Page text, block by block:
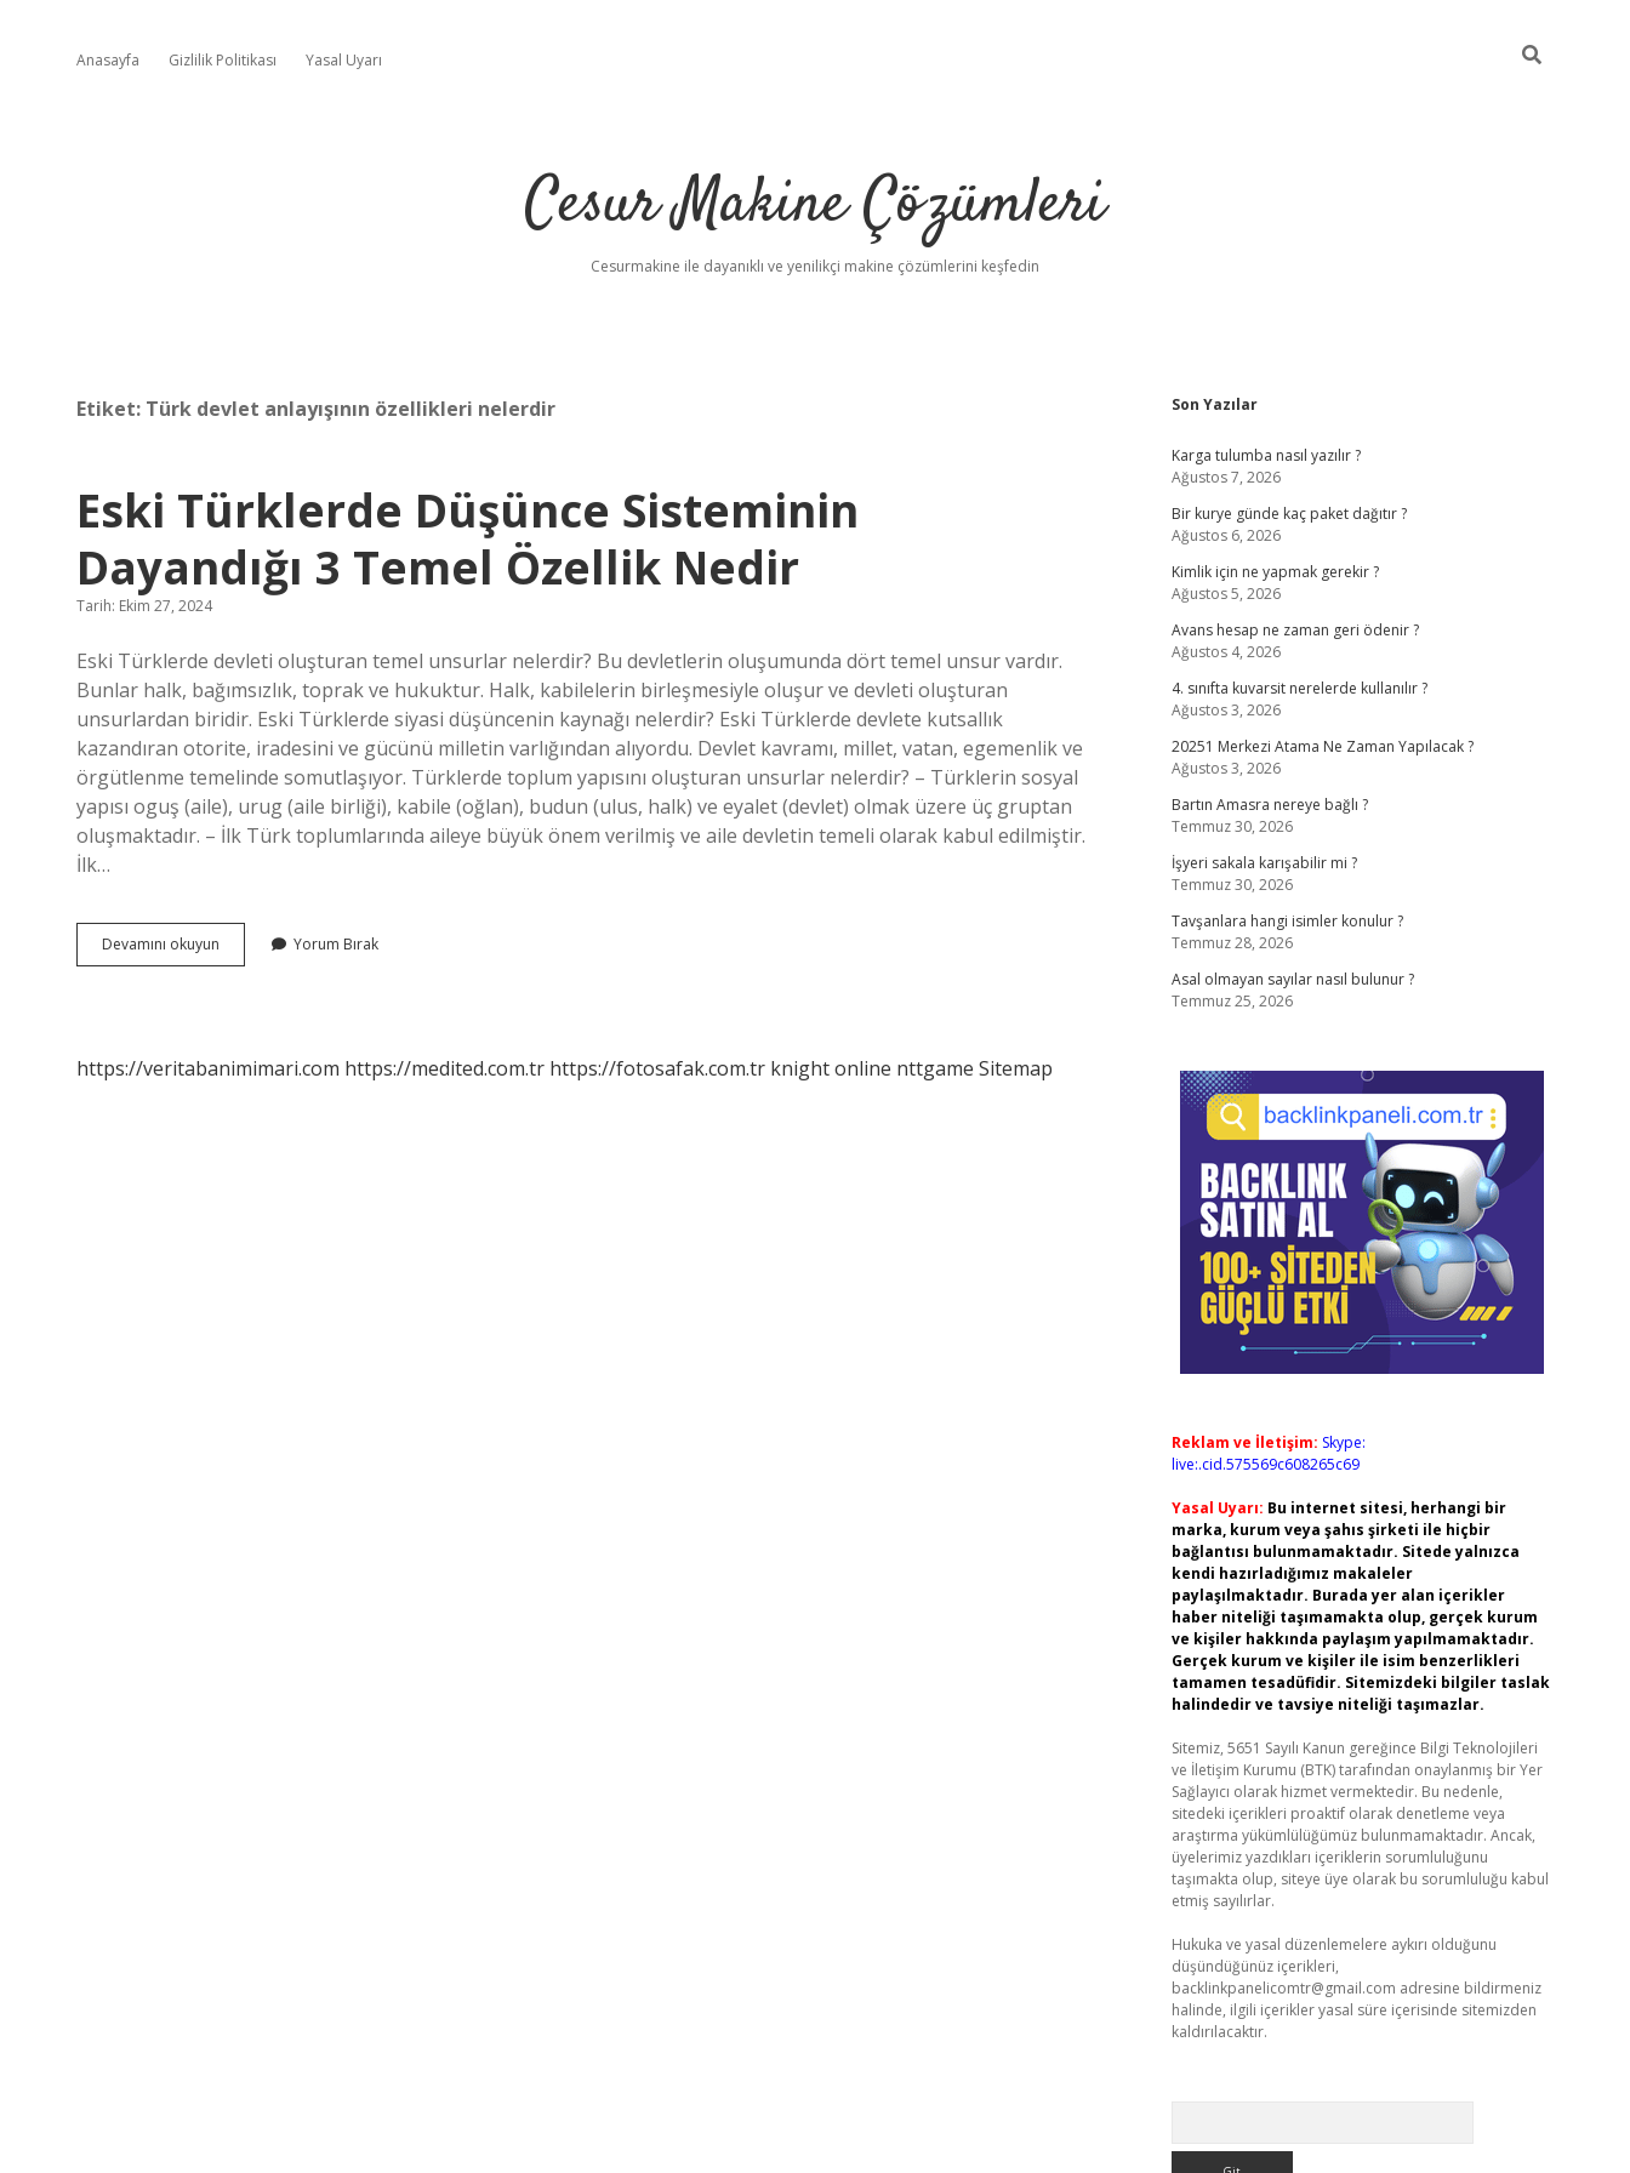
Anasayfa Gizlilik Politikası Yasal Uyarı
Cesur Makine Çözümleri
Cesurmakine ile dayanıklı ve yenilikçi makine çözümlerini keşfedin
Etiket: Türk devlet anlayışının özellikleri nelerdir
Eski Türklerde Düşünce Sisteminin
Dayandığı 3 Temel Özellik Nedir
Tarih: Ekim 27, 2024
Eski Türklerde devleti oluşturan temel unsurlar nelerdir? Bu devletlerin oluşumunda dört temel unsur vardır.
Bunlar halk, bağımsızlık, toprak ve hukuktur. Halk, kabilelerin birleşmesiyle oluşur ve devleti oluşturan
unsurlardan biridir. Eski Türklerde siyasi düşüncenin kaynağı nelerdir? Eski Türklerde devlete kutsallık
kazandıran otorite, iradesini ve gücünü milletin varlığından alıyordu. Devlet kavramı, millet, vatan, egemenlik ve
örgütlenme temelinde somutlaşıyor. Türklerde toplum yapısını oluşturan unsurlar nelerdir? – Türklerin sosyal
yapısı oguş (aile), urug (aile birliği), kabile (oğlan), budun (ulus, halk) ve eyalet (devlet) olmak üzere üç gruptan
oluşmaktadır. – İlk Türk toplumlarında aileye büyük önem verilmiş ve aile devletin temeli olarak kabul edilmiştir.
İlk…
Devamını okuyun
Türklerde
Temel
Yorum Bırak
https://veritabanimimari.com https://medited.com.tr https://fotosafak.com.tr knight online nttgame Sitemap
Sidebar
Son Yazılar
Karga tulumba nasıl yazılır ?
Ağustos 7, 2026
Bir kurye günde kaç paket dağıtır ?
Ağustos 6, 2026
Kimlik için ne yapmak gerekir ?
Ağustos 5, 2026
Avans hesap ne zaman geri ödenir ?
Ağustos 4, 2026
4. sınıfta kuvarsit nerelerde kullanılır ?
Ağustos 3, 2026
20251 Merkezi Atama Ne Zaman Yapılacak ?
Ağustos 3, 2026
Bartın Amasra nereye bağlı ?
Temmuz 30, 2026
İşyeri sakala karışabilir mi ?
Temmuz 30, 2026
Tavşanlara hangi isimler konulur ?
Temmuz 28, 2026
Asal olmayan sayılar nasıl bulunur ?
Temmuz 25, 2026
Reklam ve İletişim: Skype:
live:.cid.575569c608265c69
Yasal Uyarı: Bu internet sitesi, herhangi bir
marka, kurum veya şahıs şirketi ile hiçbir
bağlantısı bulunmamaktadır. Sitede yalnızca
kendi hazırladığımız makaleler
paylaşılmaktadır. Burada yer alan içerikler
haber niteliği taşımamakta olup, gerçek kurum
ve kişiler hakkında paylaşım yapılmamaktadır.
Gerçek kurum ve kişiler ile isim benzerlikleri
tamamen tesadüfidir. Sitemizdeki bilgiler taslak
halindedir ve tavsiye niteliği taşımazlar.
Sitemiz, 5651 Sayılı Kanun gereğince Bilgi Teknolojileri
ve İletişim Kurumu (BTK) tarafından onaylanmış bir Yer
Sağlayıcı olarak hizmet vermektedir. Bu nedenle,
sitedeki içerikleri proaktif olarak denetleme veya
araştırma yükümlülüğümüz bulunmamaktadır. Ancak,
üyelerimiz yazdıkları içeriklerin sorumluluğunu
taşımakta olup, siteye üye olarak bu sorumluluğu kabul
etmiş sayılırlar.
Hukuka ve yasal düzenlemelere aykırı olduğunu
düşündüğünüz içerikleri,
backlinkpanelicomtr@gmail.com adresine bildirmeniz
halinde, ilgili içerikler yasal süre içerisinde sitemizden
kaldırılacaktır.